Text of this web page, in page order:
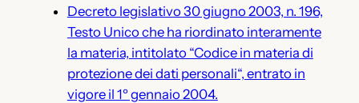
Decreto legislativo 30 giugno 2003, n. 196,
Testo Unico che ha riordinato interamente
la materia, intitolato “Codice in materia di
protezione dei dati personali“, entrato in
vigore il 1º gennaio 2004.